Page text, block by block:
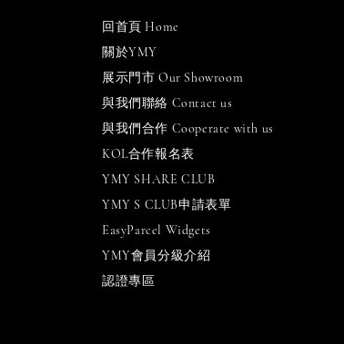
回首頁 Home
關於YMY
展示門市 Our Showroom
與我們聯絡 Contact us
與我們合作 Cooperate with us
KOL合作報名表
YMY SHARE CLUB
YMY S CLUB申請表單
EasyParcel Widgets
YMY會員分級介紹
認證專區